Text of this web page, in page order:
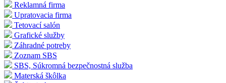
Reklamná firma
Upratovacia firma
Tetovací salón
Grafické služby
Záhradné potreby
Zoznam SBS
SBS, Súkromná bezpečnostná služba
Materská škôlka